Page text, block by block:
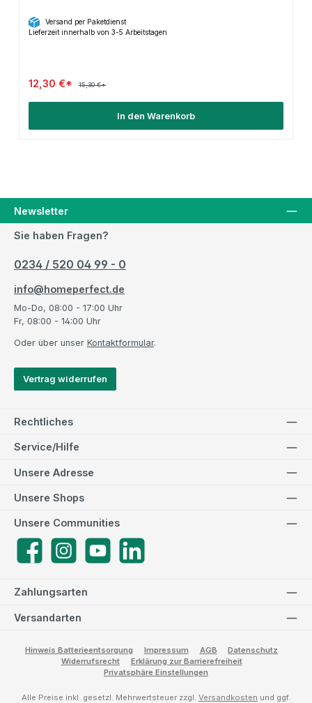
Versand per Paketdienst
Lieferzeit innerhalb von 3-5 Arbeitstagen
12,30 €* 15,30 €*
In den Warenkorb
Newsletter
Sie haben Fragen?
0234 / 520 04 99 - 0
info@homeperfect.de
Mo-Do, 08:00 - 17:00 Uhr
Fr, 08:00 - 14:00 Uhr
Oder über unser Kontaktformular.
Vertrag widerrufen
Rechtliches
Service/Hilfe
Zahlungsarten
Versandarten
Unsere Adresse
Unsere Communities
FacebookInstagramYouTube
Unsere Shops
Hinweis Batterieentsorgung Impressum AGB
Datenschutz
Widerrufsrecht
Erklärung zur Barrierefreiheit
Privatsphäre Einstellungen
Alle Preise inkl. gesetzl. Mehrwertsteuer zzgl. Versandkosten und ggf.